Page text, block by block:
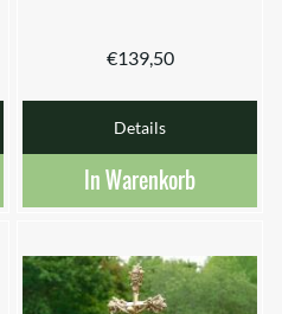
€139,50
Details
In Warenkorb